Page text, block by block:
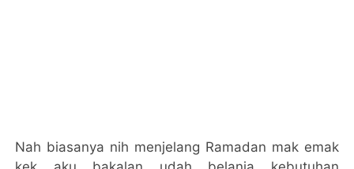
Nah biasanya nih menjelang Ramadan mak emak